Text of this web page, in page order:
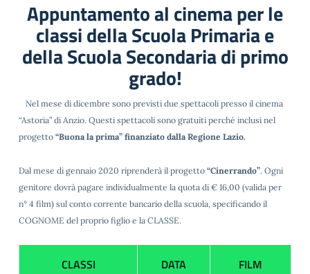
Appuntamento al cinema per le
classi della Scuola Primaria e
della Scuola Secondaria di primo
grado!
Nel mese di dicembre sono previsti due spettacoli presso il cinema
“Astoria” di Anzio. Questi spettacoli sono gratuiti perché inclusi nel
progetto “Buona la prima” finanziato dalla Regione Lazio.
Dal mese di gennaio 2020 riprenderà il progetto “Cinerrando”. Ogni
genitore dovrà pagare individualmente la quota di € 16,00 (valida per
n° 4 film) sul conto corrente bancario della scuola, specificando il
COGNOME del proprio figlio e la CLASSE.
CLASSI DATA FILM